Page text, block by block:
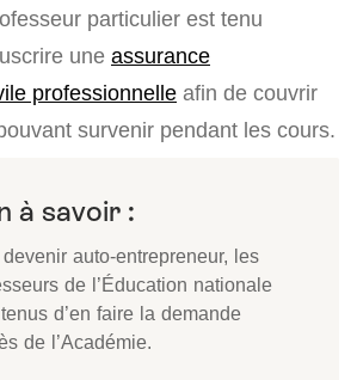
particulier est tenu
une assurance
professionnelle afin de couvrir
survenir pendant les cours.
à savoir :
auto-entrepreneur, les
de l’Éducation nationale
d’en faire la demande
de l’Académie.